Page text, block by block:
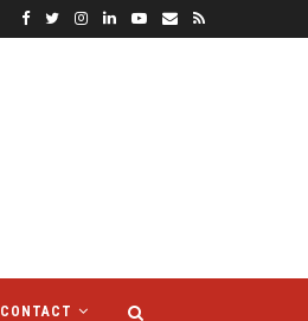
CONTACT